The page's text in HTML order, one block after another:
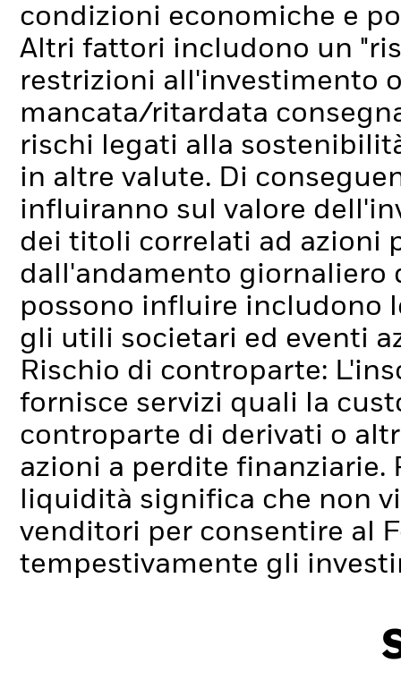
condizioni economiche e
Altri fattori includono un
restrizioni all'investimento
mancata/ritardata
rischi legati alla
in altre valute. Di
influiranno sul valore
dei titoli correlati ad azioni
dall'andamento giornaliero
possono influire includono
gli utili societari ed eventi
Rischio di controparte:
fornisce servizi quali la
controparte di derivati o
azioni a perdite finanziarie.
liquidità significa che non
venditori per consentire al
tempestivamente gli